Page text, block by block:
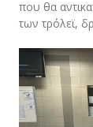
που θα
των τρόλεϊ,